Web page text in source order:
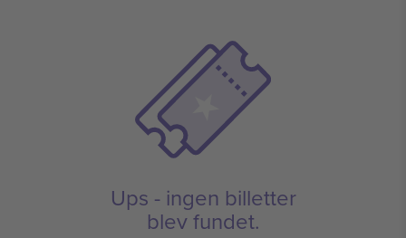
Ups - ingen billetter
blev fundet.